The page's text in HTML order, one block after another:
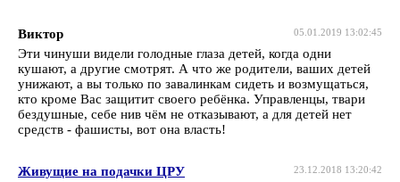
05.01.2019 13:02:45
Виктор
Эти чинуши видели голодные глаза детей, когда одни
кушают, а другие смотрят. А что же родители, ваших детей
унижают, а вы только по завалинкам сидеть и возмущаться,
кто кроме Вас защитит своего ребёнка. Управленцы, твари
бездушные, себе нив чём не отказывают, а для детей нет
средств - фашисты, вот она власть!
23.12.2018 13:20:42
Живущие на подачки ЦРУ